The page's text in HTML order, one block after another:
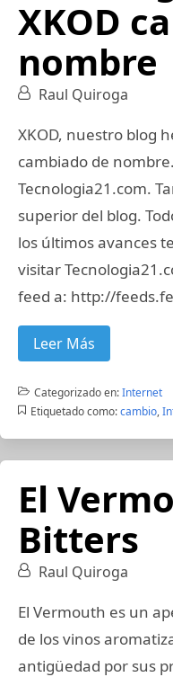
XKOD
nombre
Raul Quiroga
XKOD, nuestro blog
cambiado de
Tecnologia21.com.
superior del blog.
los últimos avances
visitar
feed a: http://
Leer Más
Categorizado en:Internet
Etiquetado como: cambio,
El
Bitters
Raul Quiroga
El Vermouth es un
de los vinos
antigüedad por sus